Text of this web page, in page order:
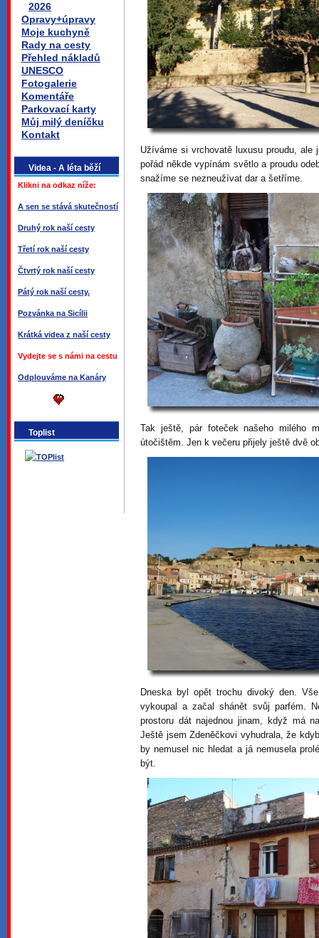
2026
Opravy+úpravy
Moje kuchyně
Rady na cesty
Přehled nákladů
UNESCO
Fotogalerie
Komentáře
Parkovací karty
Můj milý deníčku
Kontakt
Videa - A léta běží
Klikni na odkaz níže:
A sen se stává skutečností
Druhý rok naší cesty
Třetí rok naší cesty
Čtvrtý rok naší cesty
Pátý rok naší cesty.
Pozvánka na Sicílii
Krátká videa z naší cesty
Vydejte se s námi na cestu
Odplouváme na Kanáry
Toplist
Užíváme si vrchovatě luxusu proudu,
pořád někde vypínám světlo a proudu
snažíme se nezneužívat dar a šetříme.
Tak ještě, pár foteček našeho milého
útočištěm. Jen k večeru přijely ještě dvě
Dneska byl opět trochu divoký den.
vykoupal a začal shánět svůj parfém.
prostoru dát najednou jinam, když má
Ještě jsem Zdeněčkovi vyhudrala, že
by nemusel nic hledat a já nemusela
být.